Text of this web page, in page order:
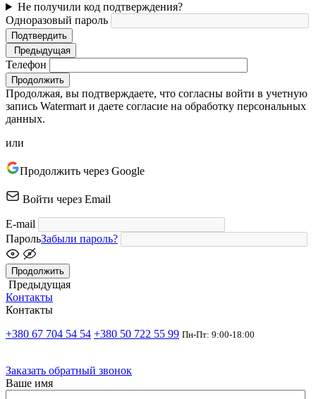
Не получили код подтверждения?
Одноразовый пароль
Подтвердить
Предыдущая
Телефон
Продолжить
Продолжая, вы подтверждаете, что согласны войти в учетную
запись Watermart и даете согласие на обработку персональных
данных.
или
Продолжить через Google
Войти через Email
E-mail
ПарольЗабыли пароль?
Продолжить
Предыдущая
Контакты
Контакты
+380 67 704 54 54 +380 50 722 55 99 Пн-Пт: 9:00-18:00
Заказать обратный звонок
Ваше имя